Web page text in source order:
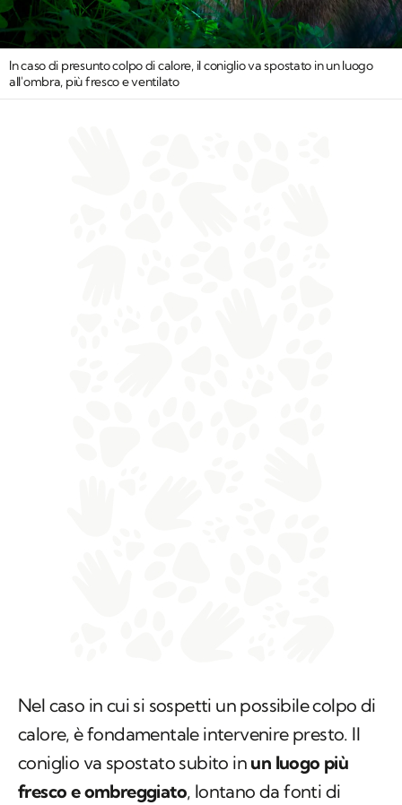
In caso di presunto colpo di calore, il coniglio va spostato in un luogo
all'ombra, più fresco e ventilato
Nel caso in cui si sospetti un possibile colpo di
calore, è fondamentale intervenire presto. Il
coniglio va spostato subito in un luogo più
fresco e ombreggiato, lontano da fonti di